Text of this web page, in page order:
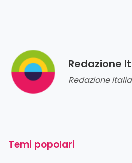
Redazione
Redazione
Temi popolari